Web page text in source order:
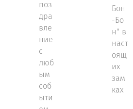
поз
дра
вле
ние
с
люб
ым
соб
ыти
Бон
-Бо
н" в
наст
оящ
их
зам
ках